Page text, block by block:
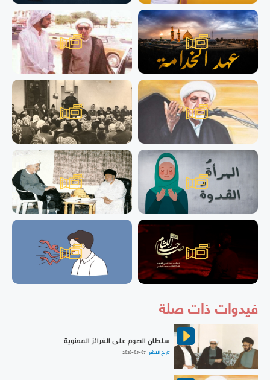
فيدوات ذات صلة
سلطان الصوم على الغرائز المعنوية
تاريخ النشر :2020-05-07